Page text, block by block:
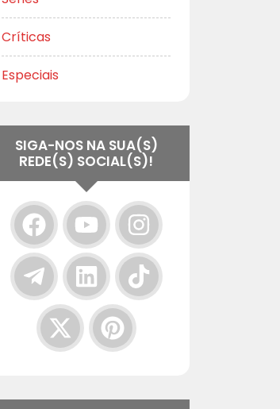
Críticas
Especiais
SIGA-NOS NA SUA(S)
REDE(S) SOCIAL(S)!